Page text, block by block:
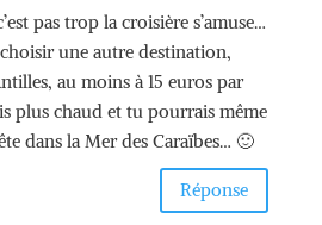
pas trop la croisière s’amuse…
une autre destination,
au moins à 15 euros par
plus chaud et tu pourrais même
dans la Mer des Caraïbes… 🙂
Réponse